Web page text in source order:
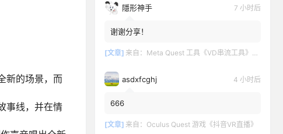
新的场景，而
事线，并在情
隱形神手 7 小时后
谢谢分享！
[文章] 来自： Meta Quest 工具《VD串流工具》Virtual Desktop 破解版
asdxfcghj 4 小时后
666
[文章] 来自： Oculus Quest 游戏《抖音VR直播》